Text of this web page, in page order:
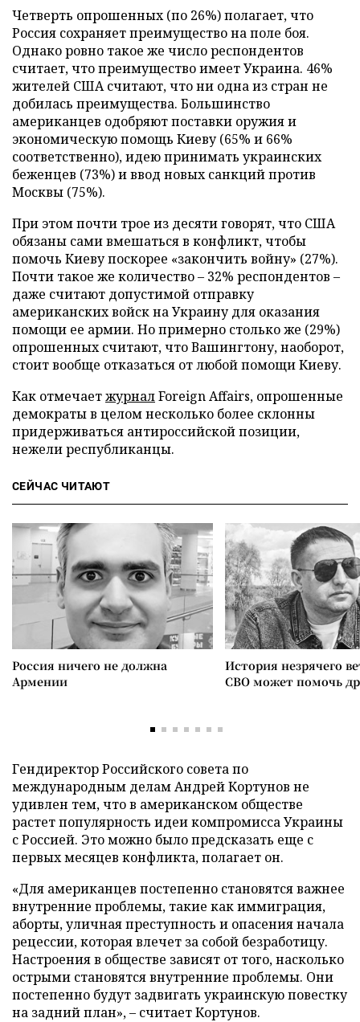
Четверть опрошенных (по 26%) полагает, что
Россия сохраняет преимущество на поле боя.
Однако ровно такое же число респондентов
считает, что преимущество имеет Украина. 46%
жителей США считают, что ни одна из стран не
добилась преимущества. Большинство
американцев одобряют поставки оружия и
экономическую помощь Киеву (65% и 66%
соответственно), идею принимать украинских
беженцев (73%) и ввод новых санкций против
Москвы (75%).
При этом почти трое из десяти говорят, что США
обязаны сами вмешаться в конфликт, чтобы
помочь Киеву поскорее «закончить войну» (27%).
Почти такое же количество – 32% респондентов –
даже считают допустимой отправку
американских войск на Украину для оказания
помощи ее армии. Но примерно столько же (29%)
опрошенных считают, что Вашингтону, наоборот,
стоит вообще отказаться от любой помощи Киеву.
Как отмечаетжурналForeign Affairs, опрошенные
демократы в целом несколько более склонны
придерживаться антироссийской позиции,
нежели республиканцы.
СЕЙЧАС ЧИТАЮТ
Россия ничего не должна
Армении
История незрячего
СВО может помочь
Гендиректор Российского совета по
международным делам Андрей Кортунов не
удивлен тем, что в американском обществе
растет популярность идеи компромисса Украины
с Россией. Это можно было предсказать еще с
первых месяцев конфликта, полагает он.
«Для американцев постепенно становятся важнее
внутренние проблемы, такие как иммиграция,
аборты, уличная преступность и опасения начала
рецессии, которая влечет за собой безработицу.
Настроения в обществе зависят от того, насколько
острыми становятся внутренние проблемы. Они
постепенно будут задвигать украинскую повестку
на задний план», – считает Кортунов.